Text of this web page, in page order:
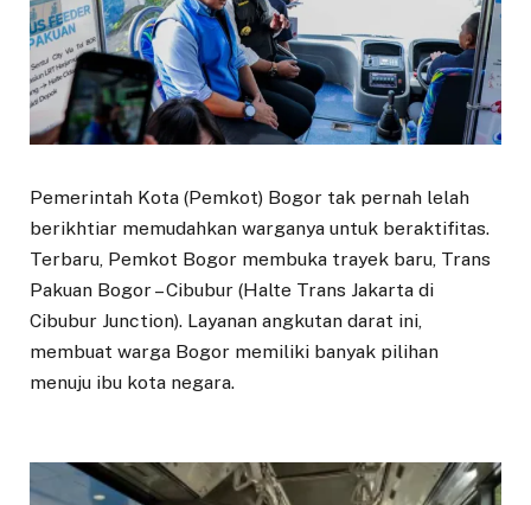
Pemerintah Kota (Pemkot) Bogor tak pernah lelah
berikhtiar memudahkan warganya untuk beraktifitas.
Terbaru, Pemkot Bogor membuka trayek baru, Trans
Pakuan Bogor – Cibubur (Halte Trans Jakarta di
Cibubur Junction). Layanan angkutan darat ini,
membuat warga Bogor memiliki banyak pilihan
menuju ibu kota negara.